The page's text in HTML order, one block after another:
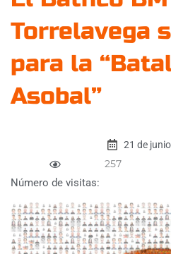
Torrelavega
para la
Asobal”
21 de
Número de visitas:
257